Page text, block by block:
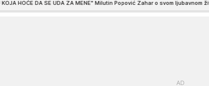
Milutin Popović Zahar o svom ljubavnom životu: Imao sam dve opcije...